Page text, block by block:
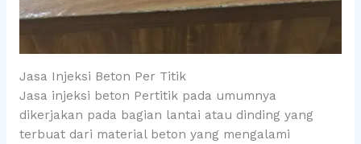
Jasa Injeksi Beton Per Titik
Jasa injeksi beton Pertitik pada umumnya
dikerjakan pada bagian lantai atau dinding yang
terbuat dari material beton yang mengalami